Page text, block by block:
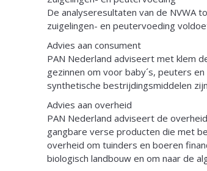
De analyseresultaten van de NVWA
zuigelingen- en peutervoeding
Advies aan consument
PAN Nederland adviseert met klem
gezinnen om voor baby´s, peuters
synthetische bestrijdingsmiddelen
Advies aan overheid
PAN Nederland adviseert de
gangbare verse producten die met
overheid om tuinders en boeren
biologisch landbouw en om naar de